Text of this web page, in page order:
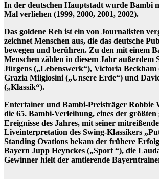
In der deutschen Hauptstadt wurde Bambi
Mal verliehen (1999, 2000, 2001, 2002).
Das goldene Reh ist ein von Journalisten
zeichnet Menschen aus, die das deutsche
bewegen und berühren. Zu den mit einem
Menschen zählen in diesem Jahr außerdem
Jürgens („Lebenswerk“), Victoria Beckham
Grazia Milgiosini („Unsere Erde“) und
(„Klassik“).
Entertainer und Bambi-Preisträger Robbie
die 65. Bambi-Verleihung, eines der größten
Ereignisse des Jahres, mit seiner
Liveinterpretation des Swing-Klassikers
Standing Ovations bekam der frühere
Bayern Jupp Heynckes („Sport “), die
Gewinner hielt der amtierende